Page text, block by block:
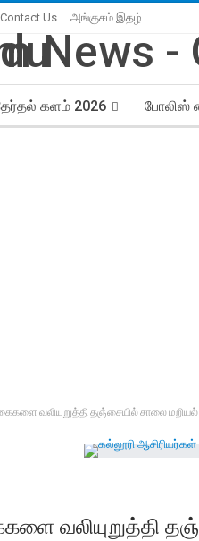
Contact Us அங்குசம் இதழ்
களம் 2026 போலிஸ்
வலியுறுத்தி தஞ்சையில் சாலை மறியல்
வலியுறுத்தி